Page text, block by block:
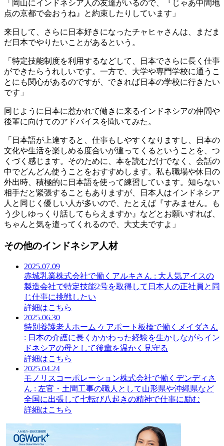
「岡山にインドネシア人の友達がいるので、『じゃあ中間地
点の京都で会おうね』と約束したりしています」
来日して、さらに日本好きになったチャヒャさんは、まだま
だ日本でやりたいことがあるという。
「特定技能制度を利用するなどして、日本でさらに長く仕事
ができたらうれしいです。一方で、大学や専門学校に通うこ
とにも関心があるのですが、できれば日本の学校に行きたい
です」
同じように日本に惹かれて働きに来るインドネシアの仲間や
後輩に向けてのアドバイスを聞いてみた。
「日本語が上達すると、仕事もしやすくなりますし、日本の
文化や生活を楽しめる度合いが違ってくるということを、つ
くづく感じます。そのために、本を読むだけでなく、会話の
中でどんどん使うことをおすすめします。私も職場や休日の
外出時、積極的に日本語を使って練習しています。知らない
相手だと緊張することもありますが、日本人はインドネシア
人と同じく優しい人が多いので、たとえば『すみません。も
う少しゆっくり話してもらえますか』などとお願いすれば、
ちゃんと気を遣ってくれるので、大丈夫ですよ」
その他のインドネシア人材
2025.07.09
赤城乳業株式会社で働くアルキさん : 大人気アイスの
製造会社で特定技能2号を取得して日本人の正社員と同
じ仕事に挑戦したい
詳細はこちら
2025.06.30
特別養護老人ホーム ケアポート板橋で働くメイダさん
: 日本の介護に長くかかわった経験を生かしながらイン
ドネシアの母として後輩を温かく見守る
詳細はこちら
2025.04.24
モノリスコーポレーション株式会社で働くデンディさ
ん : 左官・土間工事の職人として山形県や沖縄県など
全国に出張して七転び八起きの精神で仕事に励む
詳細はこちら